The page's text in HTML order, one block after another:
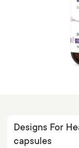
Designs For
capsules